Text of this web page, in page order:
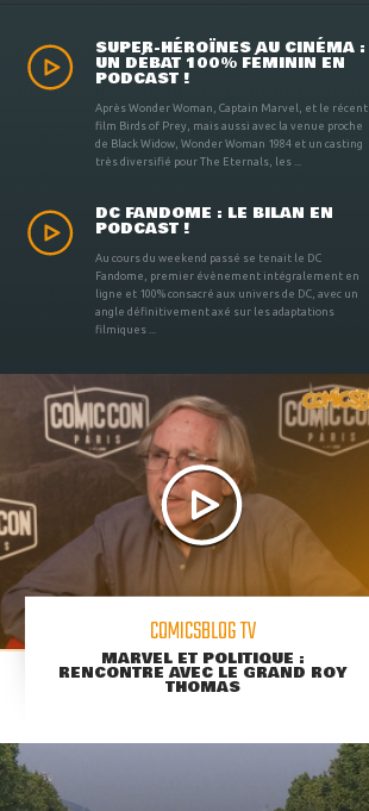
SUPER-HÉROÏNES AU CINÉMA :
UN DÉBAT 100% FÉMININ EN
PODCAST !
Après Wonder Woman, Captain Marvel, et le récent
film Birds of Prey, mais aussi avec la venue proche
de Black Widow, Wonder Woman 1984 et un casting
très diversifié pour The Eternals, les ...
DC FANDOME : LE BILAN EN
PODCAST !
Au cours du weekend passé se tenait le DC
Fandome, premier évènement intégralement en
ligne et 100% consacré aux univers de DC, avec un
angle définitivement axé sur les adaptations
filmiques ...
COMICSBLOG TV
MARVEL ET POLITIQUE :
RENCONTRE AVEC LE GRAND ROY
THOMAS